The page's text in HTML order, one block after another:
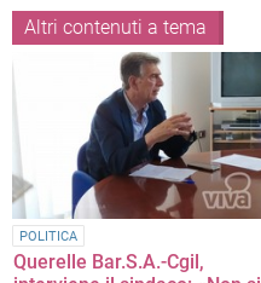
Altri contenuti a tema
POLITICA
Querelle Bar.S.A.-Cgil,